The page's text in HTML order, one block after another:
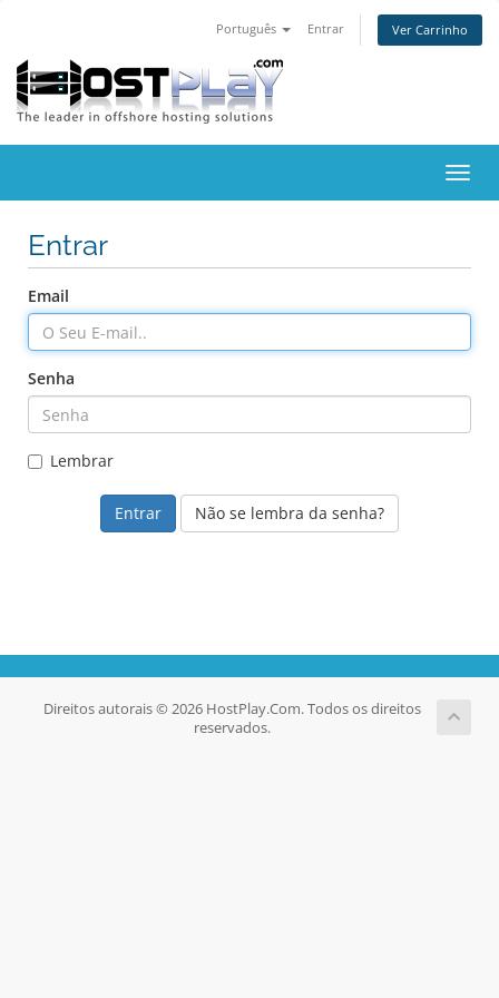
Português Entrar Ver Carrinho
Entrar
Email
Senha
Lembrar
Não se lembra da senha?
Direitos autorais © 2026 HostPlay.Com. Todos os direitos
reservados.